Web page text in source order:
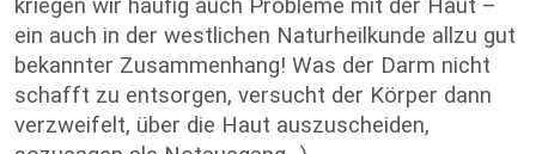
kriegen wir häufig auch Probleme mit der Haut –
ein auch in der westlichen Naturheilkunde allzu gut
bekannter Zusammenhang! Was der Darm nicht
schafft zu entsorgen, versucht der Körper dann
verzweifelt, über die Haut auszuscheiden,